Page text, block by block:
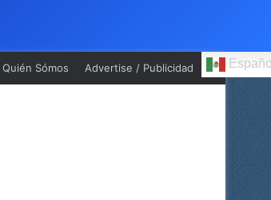
Quién Sómos Advertise / Publicidad